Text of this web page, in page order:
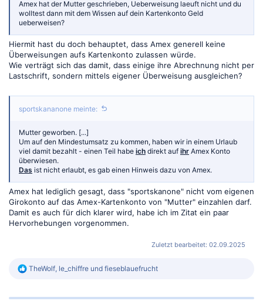
Amex hat der Mutter geschrieben, Ueberweisung laeuft nicht und du
wolltest dann mit dem Wissen auf dein Kartenkonto Geld
ueberweisen?
Hiermit hast du doch behauptet, dass Amex generell keine
Überweisungen aufs Kartenkonto zulassen würde.
Wie verträgt sich das damit, dass einige ihre Abrechnung nicht per
Lastschrift, sondern mittels eigener Überweisung ausgleichen?
sportskananone meinte:
Mutter geworben. [...]
Um auf den Mindestumsatz zu kommen, haben wir in einem Urlaub
viel damit bezahlt - einen Teil habe ich direkt auf ihr Amex Konto
überwiesen.
Das ist nicht erlaubt, es gab einen Hinweis dazu von Amex.
Amex hat lediglich gesagt, dass "sportskanone" nicht vom eigenen
Girokonto auf das Amex-Kartenkonto von "Mutter" einzahlen darf.
Damit es auch für dich klarer wird, habe ich im Zitat ein paar
Hervorhebungen vorgenommen.
Zuletzt bearbeitet: 02.09.2025
R
k
TheWolf, le_chiffre und fieseblauefrucht